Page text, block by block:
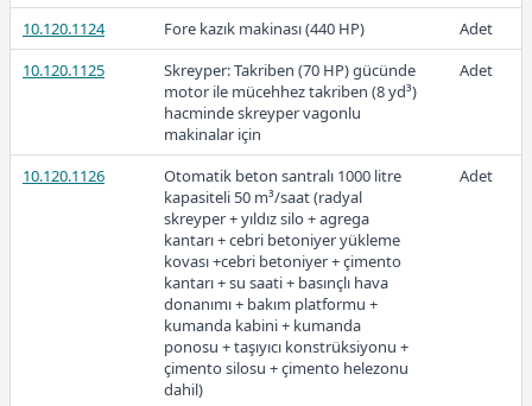
Ücretli
10.120.1124
Fore kazık makinası (440 HP)
Adet
10.120.1125
Skreyper: Takriben (70 HP) gücünde
motor ile mücehhez takriben (8 yd³)
hacminde skreyper vagonlu
makinalar için
Adet
10.120.1126
Otomatik beton santralı 1000 litre
kapasiteli 50 m³/saat (radyal
skreyper + yıldız silo + agrega
kantarı + cebri betoniyer yükleme
kovası +cebri betoniyer + çimento
kantarı + su saati + basınçlı hava
donanımı + bakım platformu +
kumanda kabini + kumanda
ponosu + taşıyıcı konstrüksiyonu +
çimento silosu + çimento helezonu
dahil)
Adet